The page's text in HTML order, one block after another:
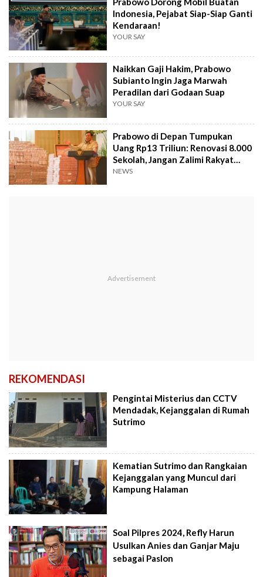
Indonesia, Pejabat Siap-Siap Ganti
Kendaraan!
YOUR SAY
Naikkan Gaji Hakim, Prabowo
Subianto Ingin Jaga Marwah
Peradilan dari Godaan Suap
YOUR SAY
Prabowo di Depan Tumpukan
Uang Rp13 Triliun: Renovasi 8.000
Sekolah, Jangan Zalimi Rakyat
Kecil
NEWS
REKOMENDASI
Pengintai Misterius dan CCTV
Mendadak, Kejanggalan di Rumah
Sutrimo
Kematian Sutrimo dan Rangkaian
Kejanggalan yang Muncul dari
Kampung Halaman
Soal Pilpres 2024, Refly Harun
Usulkan Anies dan Ganjar Maju
sebagai Paslon